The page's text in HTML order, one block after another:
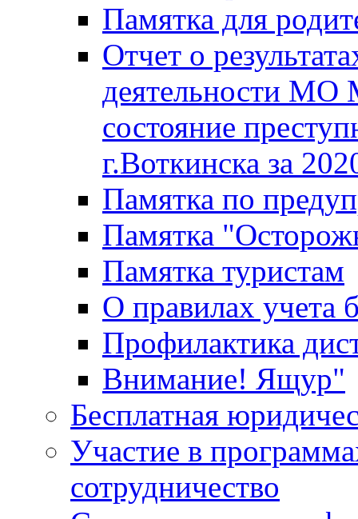
Памятка для
Отчет о
деятельности МО
состояние
г.Воткинска за
Памятка по
Памятка
Памятка туристам
О правилах учета
Профилактика
Внимание! Ящур"
Бесплатная
Участие в
сотрудничество